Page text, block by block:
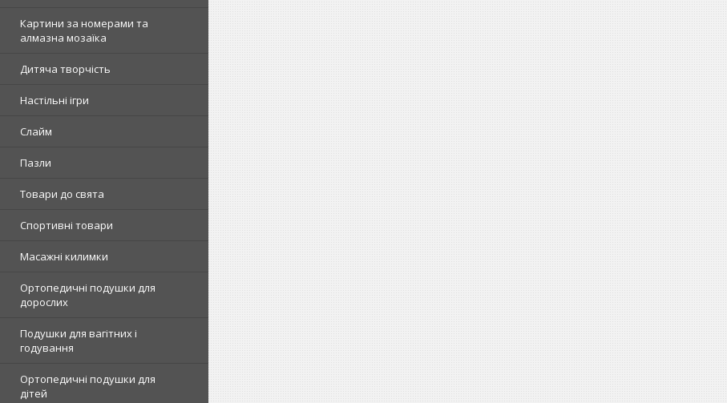
Картини за номерами та
алмазна мозаїка
Дитяча творчість
Настільні ігри
Слайм
Пазли
Товари до свята
Спортивні товари
Масажні килимки
Ортопедичні подушки для
дорослих
Подушки для вагітних і
годування
Ортопедичні подушки для
дітей